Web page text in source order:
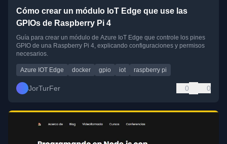
Cómo crear un módulo IoT Edge que use las
GPIOs de Raspberry Pi 4
Guía para crear un módulo de Azure IoT Edge que controle los pines
GPIO de una Raspberry Pi 4, explicando configuraciones y permisos
necesarios.
Azure IOT Edge docker gpio iot raspberry pi
JorTurFer 0 0